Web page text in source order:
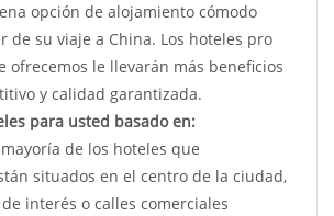
opción de alojamiento cómodo
de su viaje a China. Los hoteles pro
ofrecemos le llevarán más beneficios
y calidad garantizada.
para usted basado en:
mayoría de los hoteles que
situados en el centro de la ciudad,
interés o calles comerciales